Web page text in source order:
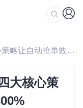
/ 解锁i茅台预约新姿势：四大核心策略让自动抢单效率提升300%
大核心策